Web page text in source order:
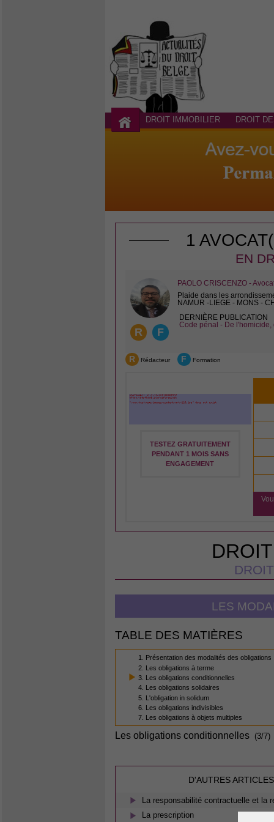
DROIT IMMOBILIER DROIT
1
EN
R F
PAOLO CRISCENZO -
Plaide dans les
NAMUR -LIEGE - MONS -
DERNIÈRE PUBLICATION
Code pénal - De
R Rédacteur F Formation
TESTEZ GRATUITEMENT
PENDANT 1 MOIS SANS
ENGAGEMENT
LES
TABLE DES MATIÈRES
1. Présentation des modalités des obligations
2. Les obligations à terme
3. Les obligations conditionnelles
4. Les obligations solidaires
5. L'obligation in solidum
6. Les obligations indivisibles
7. Les obligations à objets multiples
Les obligations conditionnelles (3/7)
D'AUTRES
La responsabilité contractuelle et la
La prescription